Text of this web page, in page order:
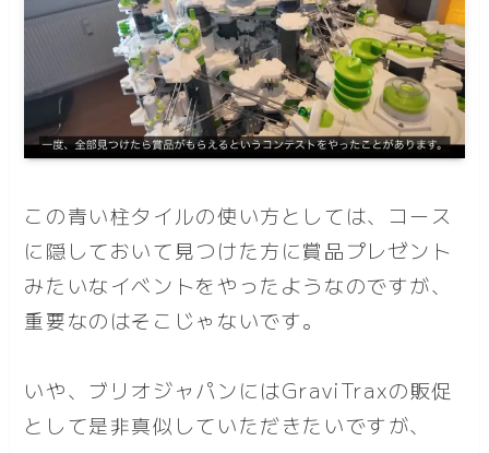
この青い柱タイルの使い方としては、コース
に隠しておいて見つけた方に賞品プレゼント
みたいなイベントをやったようなのですが、
重要なのはそこじゃないです。
いや、ブリオジャパンにはGraviTraxの販促
として是非真似していただきたいですが、